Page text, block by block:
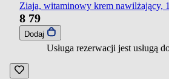
Ziaja, witaminowy krem nawilżający,
8 79
Dodaj
Usługa rezerwacji jest usługą